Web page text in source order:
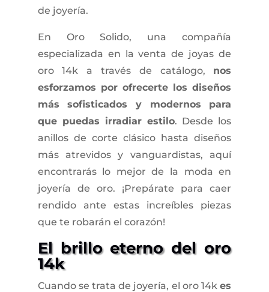
de joyería.
En Oro Solido, una compañía
especializada en la venta de joyas de
oro 14k a través de catálogo, nos
esforzamos por ofrecerte los diseños
más sofisticados y modernos para
que puedas irradiar estilo. Desde los
anillos de corte clásico hasta diseños
más atrevidos y vanguardistas, aquí
encontrarás lo mejor de la moda en
joyería de oro. ¡Prepárate para caer
rendido ante estas increíbles piezas
que te robarán el corazón!
El brillo eterno del oro
14k
Cuando se trata de joyería, el oro 14kes